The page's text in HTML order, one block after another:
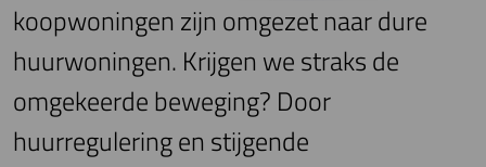
koopwoningen zijn omgezet naar dure
huurwoningen. Krijgen we straks de
omgekeerde beweging? Door
huurregulering en stijgende